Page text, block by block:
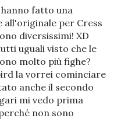
fatto una
all'originale per Cress
diversissimi! XD
uguali visto che le
molto più fighe?
la vorrei cominciare
anche il secondo
mi vedo prima
non sono